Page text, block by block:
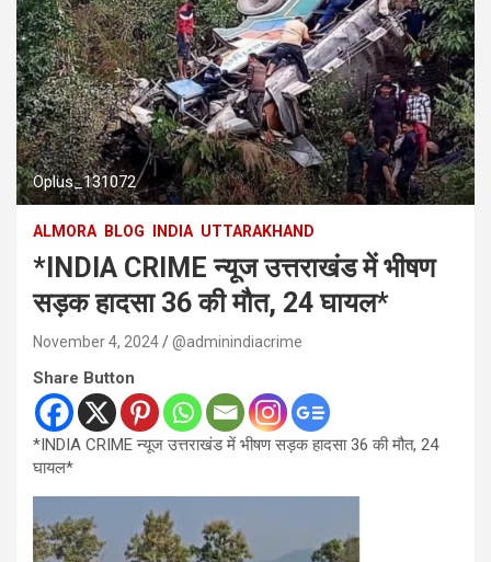
Oplus_131072
ALMORA BLOG INDIA UTTARAKHAND
*INDIA CRIME न्यूज उत्तराखंड में भीषण
सड़क हादसा 36 की मौत, 24 घायल*
November 4, 2024 @adminindiacrime
Share Button
*INDIA CRIME न्यूज उत्तराखंड में भीषण सड़क हादसा 36 की मौत, 24
घायल*